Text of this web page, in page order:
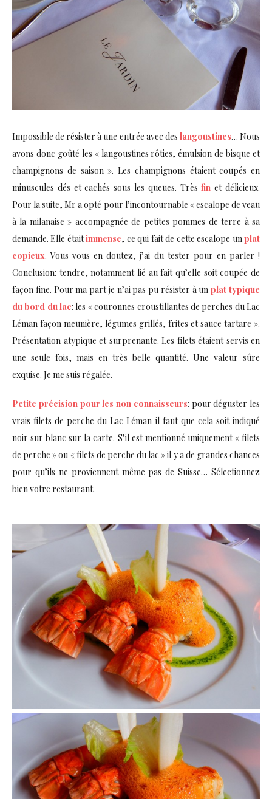
Impossible de résister à une entrée avec des langoustines… Nous
avons donc goûté les « langoustines rôties, émulsion de bisque et
champignons de saison ». Les champignons étaient coupés en
minuscules dés et cachés sous les queues. Trèsfin et délicieux.
Pour la suite, Mr a opté pour l’incontournable « escalope de veau
à la milanaise » accompagnée de petites pommes de terre à sa
demande. Elle étaitimmense, ce qui fait de cette escalope unplat
copieux. Vous vous en doutez, j’ai du tester pour en parler !
Conclusion: tendre, notamment lié au fait qu’elle soit coupée de
façon fine. Pour ma part je n’ai pas pu résister à unplat typique
du bord du lac: les « couronnes croustillantes de perches du Lac
Léman façon meunière, légumes grillés, frites et sauce tartare ».
Présentation atypique et surprenante. Les filets étaient servis en
une seule fois, mais en très belle quantité. Une valeur sûre
exquise. Je me suis régalée.
Petite précision pour les non connaisseurs: pour déguster les
vrais filets de perche du Lac Léman il faut que cela soit indiqué
noir sur blanc sur la carte. S’il est mentionné uniquement « filets
de perche » ou « filets de perche du lac » il y a de grandes chances
pour qu’ils ne proviennent même pas de Suisse… Sélectionnez
bien votre restaurant.